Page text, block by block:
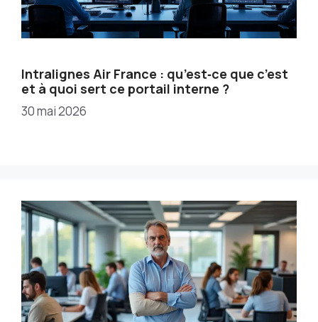
Intralignes Air France : qu’est‑ce que c’est
et à quoi sert ce portail interne ?
30 mai 2026